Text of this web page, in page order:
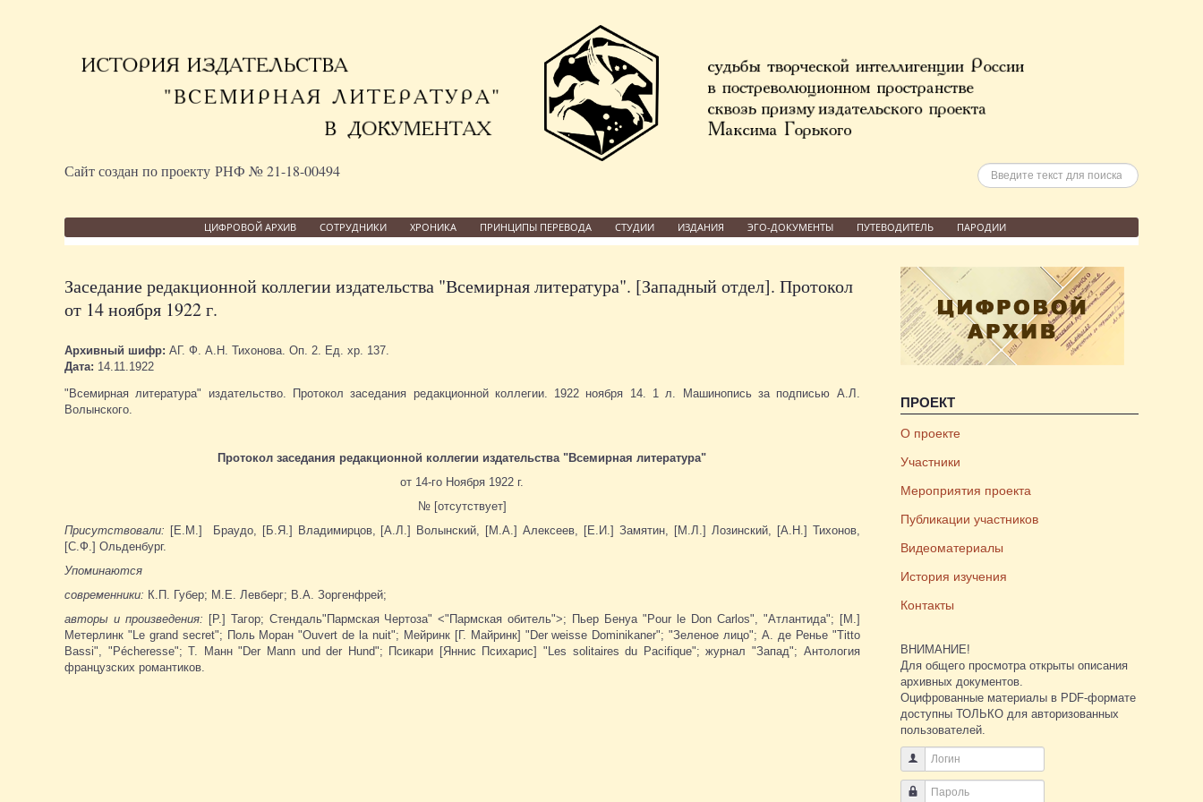
Сайт создан по проекту РНФ № 21-18-00494 Искать
ЦИФРОВОЙ АРХИВ СОТРУДНИКИ ХРОНИКА ПРИНЦИПЫ ПЕРЕВОДА СТУДИИ ИЗДАНИЯ ЭГО-ДОКУМЕНТЫ ПУТЕВОДИТЕЛЬ ПАРОДИИ
Заседание редакционной коллегии издательства "Всемирная литература". [Западный отдел]. Протокол
от 14 ноября 1922 г.
Архивный шифр: АГ. Ф. А.Н. Тихонова. Оп. 2. Ед. хр. 137.
Дата: 14.11.1922
"Всемирная литература" издательство. Протокол заседания редакционной коллегии. 1922 ноября 14. 1 л. Машинопись за подписью А.Л.
Волынского.
Протокол заседания редакционной коллегии издательства "Всемирная литература"
от 14-го Ноября 1922 г.
№ [отсутствует]
Присутствовали: [Е.М.] Браудо, [Б.Я.] Владимирцов, [А.Л.] Волынский, [М.А.] Алексеев, [Е.И.] Замятин, [М.Л.] Лозинский, [А.Н.] Тихонов,
[С.Ф.] Ольденбург.
Упоминаются
современники: К.П. Губер; М.Е. Левберг; В.А. Зоргенфрей;
авторы и произведения: [Р.] Тагор; Стендаль"Пармская Чертоза" <"Пармская обитель">; Пьер Бенуа "Pour le Don Carlos", "Атлантида"; [М.]
Метерлинк "Le grand secret"; Поль Моран "Ouvert de la nuit"; Мейринк [Г. Майринк] "Der weisse Dominikaner"; "Зеленое лицо"; А. де Ренье "Titto
Bassi", "Pécheresse"; Т. Манн "Der Mann und der Hund"; Псикари [Яннис Психарис] "Les solitaires du Pacifique"; журнал "Запад"; Антология
французских романтиков.
ПРОЕКТ
О проекте
Участники
Мероприятия проекта
Публикации участников
Видеоматериалы
История изучения
Контакты
ВНИМАНИЕ!
Для общего просмотра открыты описания
архивных документов.
Оцифрованные материалы в PDF-формате
доступны ТОЛЬКО для авторизованных
пользователей.
Логин